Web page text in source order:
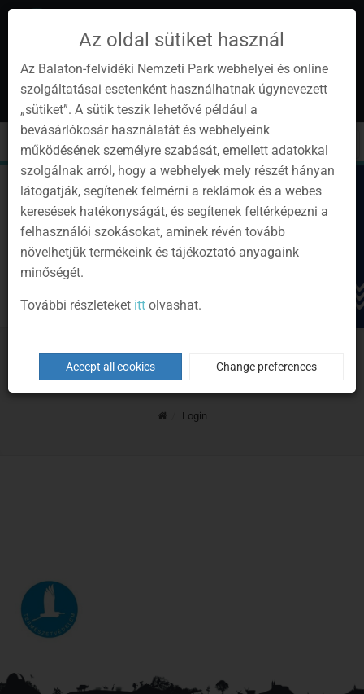
Instagram
YoutubeFacebookProgramok
Newsletter
en
Toggle
cart
Toggle
navigation
Sign
in
Login
HomeLogin
Az oldal sütiket használ
Az Balaton-felvidéki Nemzeti Park webhelyei és online
szolgáltatásai esetenként használhatnak úgynevezett
„sütiket”. A sütik teszik lehetővé például a
bevásárlókosár használatát és webhelyeink
működésének személyre szabását, emellett adatokkal
szolgálnak arról, hogy a webhelyek mely részét hányan
látogatják, segítenek felmérni a reklámok és a webes
keresések hatékonyságát, és segítenek feltérképezni a
felhasználói szokásokat, aminek révén tovább
növelhetjük termékeink és tájékoztató anyagaink
minőségét.
További részleteket ittolvashat.
Accept all cookies Change preferences